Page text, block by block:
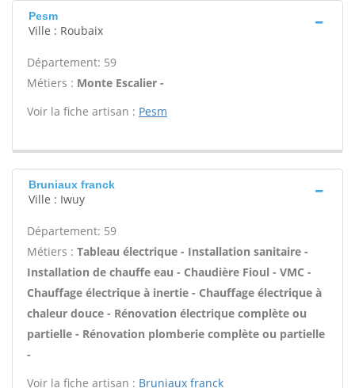
Pesm
Ville : Roubaix
Département: 59
Métiers : Monte Escalier -
Voir la fiche artisan : Pesm
Bruniaux franck
Ville : Iwuy
Département: 59
Métiers : Tableau électrique - Installation sanitaire -
Installation de chauffe eau - Chaudière Fioul - VMC -
Chauffage électrique à inertie - Chauffage électrique à
chaleur douce - Rénovation électrique complète ou
partielle - Rénovation plomberie complète ou partielle
-
Voir la fiche artisan : Bruniaux franck